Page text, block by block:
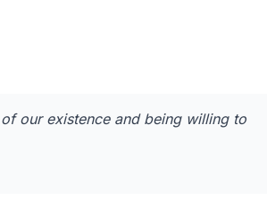
our existence and being willing to